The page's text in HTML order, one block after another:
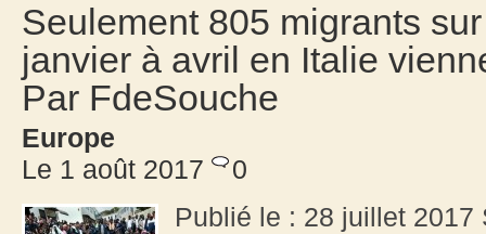
Seulement 805 migrants
janvier à avril en Italie
Par FdeSouche
Europe
Le 1 août 2017
0
Publié le : 28 juillet